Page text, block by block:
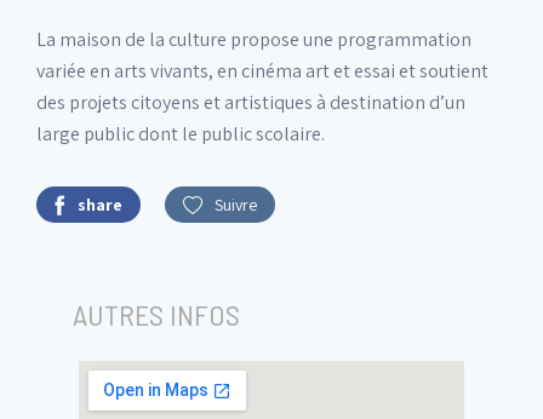
La maison de la culture propose une programmation
variée en arts vivants, en cinéma art et essai et soutient
des projets citoyens et artistiques à destination d’un
large public dont le public scolaire.
share Suivre
AUTRES INFOS